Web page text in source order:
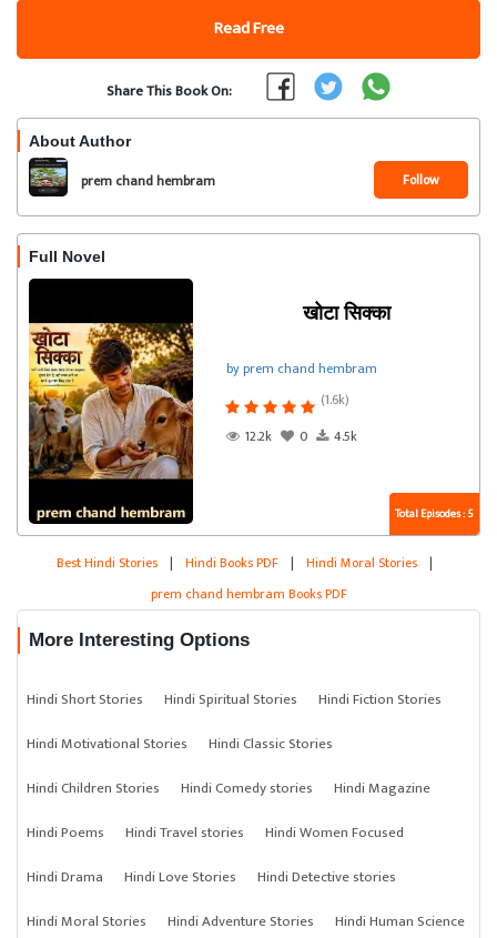
Read Free
Share This Book On:
About Author
prem chand hembram Follow
Full Novel
खोटा सिक्का
by prem chand hembram
(1.6k)
12.2k
0 4.5k
Total Episodes : 5
Best Hindi Stories | Hindi Books PDF | Hindi Moral Stories |
prem chand hembram Books PDF
More Interesting Options
Hindi Short Stories Hindi Spiritual Stories
Hindi Fiction Stories
Hindi Motivational Stories
Hindi Classic Stories
Hindi Children Stories
Hindi Comedy stories
Hindi Magazine
Hindi Poems
Hindi Travel stories
Hindi Women Focused
Hindi Drama
Hindi Love Stories
Hindi Detective stories
Hindi Moral Stories
Hindi Adventure Stories Hindi Human Science